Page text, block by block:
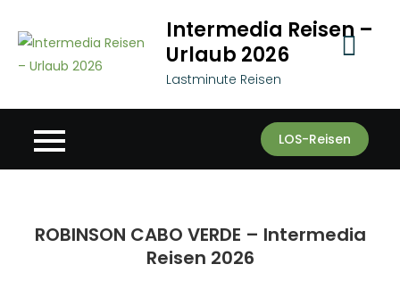
content
Intermedia Reisen –
Urlaub 2026
Lastminute Reisen
LOS-Reisen
ROBINSON CABO VERDE – Intermedia
Reisen 2026